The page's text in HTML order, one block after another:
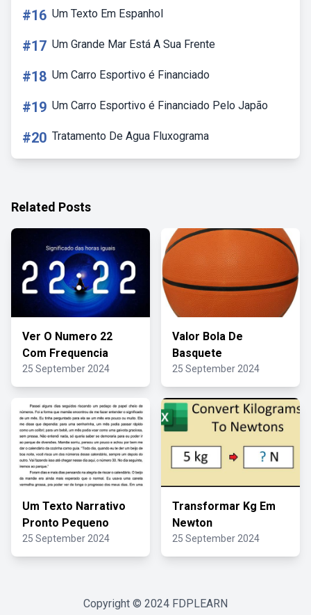
#16 Um Texto Em Espanhol
#17 Um Grande Mar Está A Sua Frente
#18 Um Carro Esportivo é Financiado
#19 Um Carro Esportivo é Financiado Pelo Japão
#20 Tratamento De Agua Fluxograma
Related Posts
Ver O Numero 22
Com Frequencia
25 September 2024
Valor Bola De
Basquete
25 September 2024
Um Texto Narrativo
Pronto Pequeno
25 September 2024
Transformar Kg Em
Newton
25 September 2024
Copyright © 2024 FDPLEARN